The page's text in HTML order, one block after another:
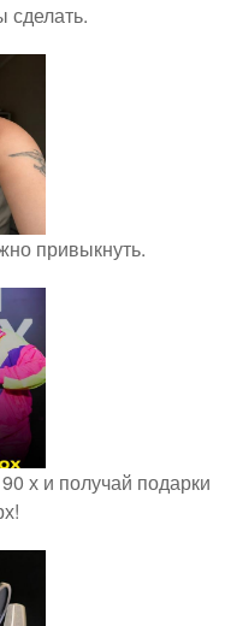
привыкнуть.
х и получай подарки